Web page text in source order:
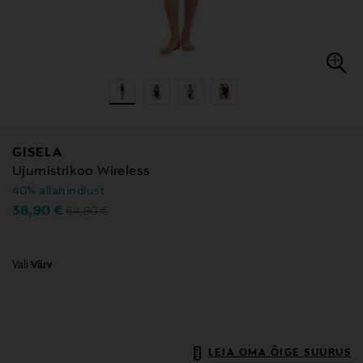
GISELA
Ujumistrikoo Wireless
40% allahindlust
Discounted Price
38,90 € Original Price
64,90 €
Vali Värv
LEIA OMA ÕIGE SUURUS